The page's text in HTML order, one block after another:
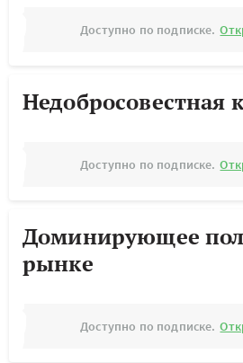
Доступно по подписке.
Недобросовестная
Доступно по подписке.
Доминирующее
рынке
Доступно по подписке.